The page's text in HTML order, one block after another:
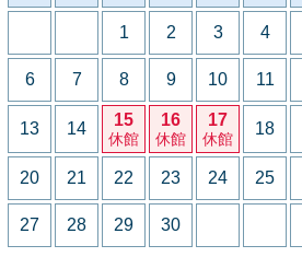
1 2 3 4
6 7 8 9 10 11
13 14 15
休館
16
休館
17
休館
18
20 21 22 23 24 25
27 28 29 30